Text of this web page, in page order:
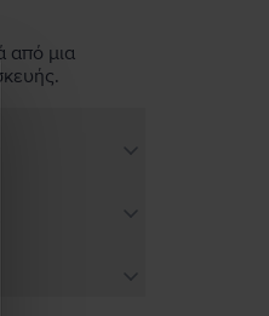
από μια